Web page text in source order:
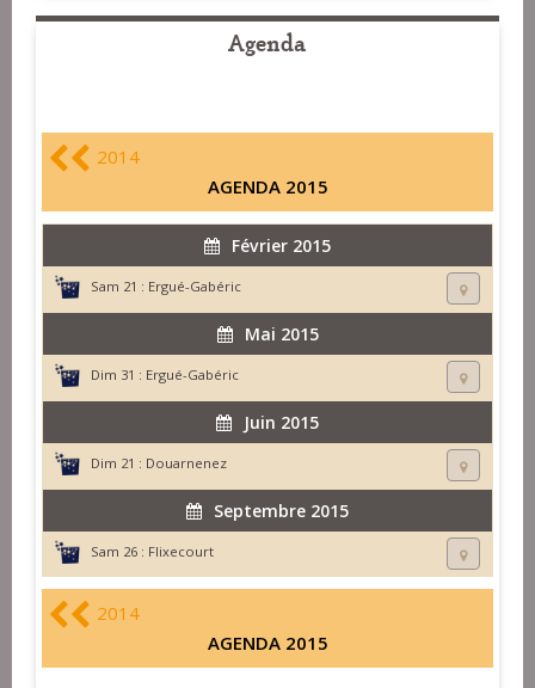
Agenda
2014
AGENDA 2015
Février 2015
Sam 21 : Ergué-Gabéric
Mai 2015
Dim 31 : Ergué-Gabéric
Juin 2015
Dim 21 : Douarnenez
Septembre 2015
Sam 26 : Flixecourt
2014
AGENDA 2015